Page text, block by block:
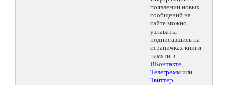
появлении новых
сообщений на
сайте можно
узнавать,
подписавшись на
страничках книги
памяти в
ВКонтакте,
Телеграмм или
Твиттер.